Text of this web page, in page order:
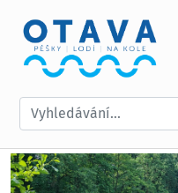
Vyhledávání...